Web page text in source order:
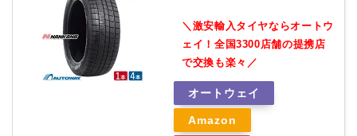
＼激安輸入タイヤならオートウ
ェイ！全国3300店舗の提携店
で交換も楽々／
オートウェイ
Amazon